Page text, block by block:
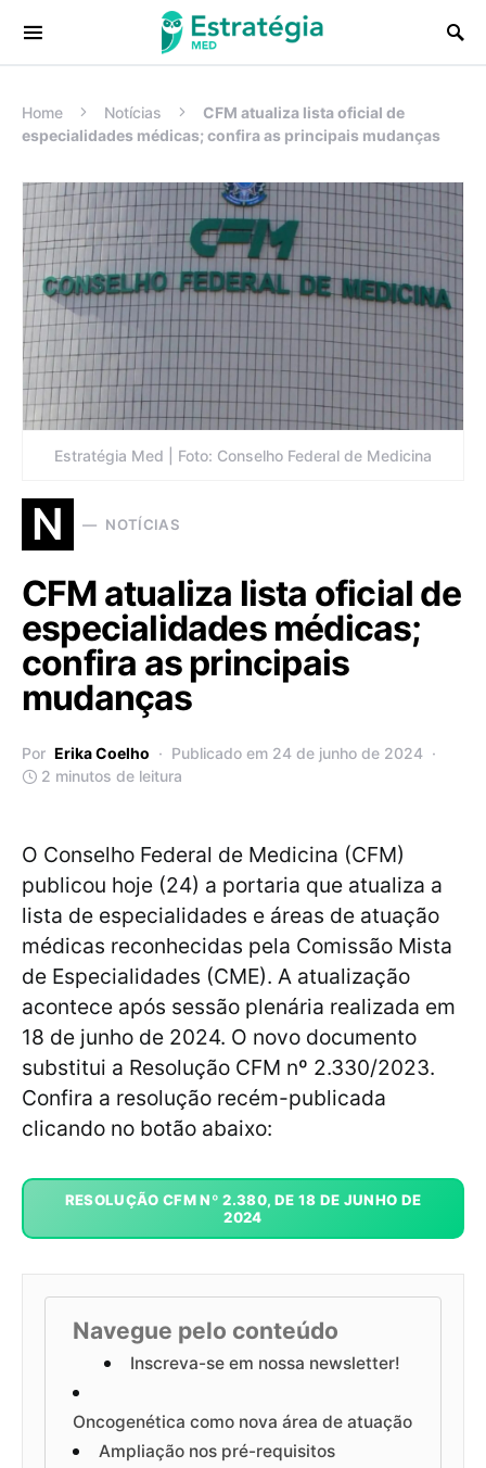
Procurar:
Home Notícias
CFM atualiza lista oficial de
especialidades médicas; confira as principais mudanças
Estratégia Med | Foto: Conselho Federal de Medicina
N NOTÍCIAS
CFM atualiza lista oficial de
especialidades médicas;
confira as principais
mudanças
Por Erika Coelho
Publicado em 24 de junho de 2024
2 minutos de leitura
O Conselho Federal de Medicina (CFM)
publicou hoje (24) a portaria que atualiza a
lista de especialidades e áreas de atuação
médicas reconhecidas pela Comissão Mista
de Especialidades (CME). A atualização
acontece após sessão plenária realizada em
18 de junho de 2024. O novo documento
substitui a Resolução CFM nº 2.330/2023.
Confira a resolução recém-publicada
clicando no botão abaixo:
RESOLUÇÃO CFM Nº 2.380, DE 18 DE JUNHO DE
2024
Navegue pelo conteúdo
Inscreva-se em nossa newsletter!
Oncogenética como nova área de atuação
Ampliação nos pré-requisitos